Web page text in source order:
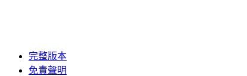
完整版本
免責聲明